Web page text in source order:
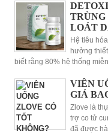
TRÙNG
LOÁT
Hệ tiêu
hưởng
biết rằng 80% hệ thống
VIÊN
GIÁ
Zlove là
trợ co tử
đã được